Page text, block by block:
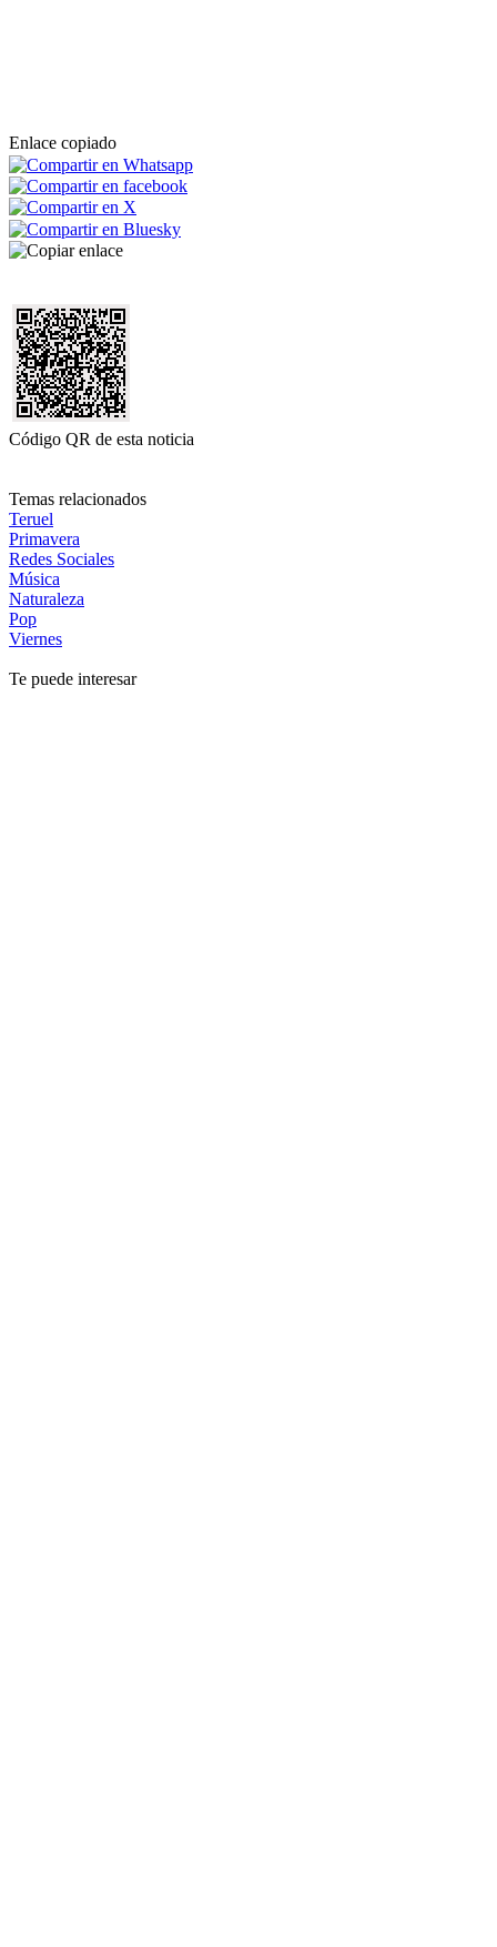
Enlace copiado
Código QR de esta noticia
Temas relacionados
Teruel
Primavera
Redes Sociales
Música
Naturaleza
Pop
Viernes
Te puede interesar